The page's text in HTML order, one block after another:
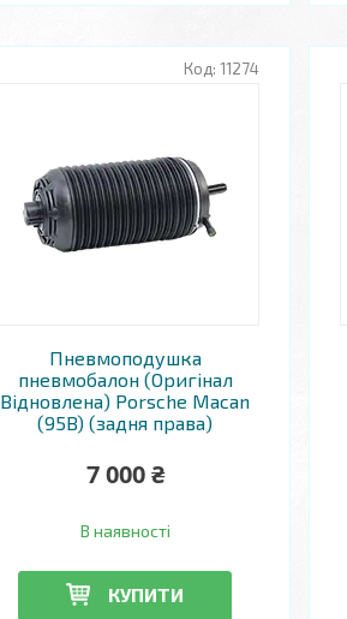
11274
Пневмоподушка
пневмобалон (Оригінал
Відновлена) Porsche Macan
(95B) (задня права)
7 000 ₴
В наявності
КУПИТИ